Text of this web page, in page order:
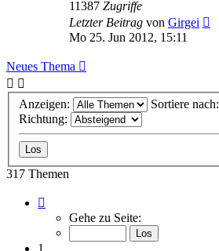
11387 Zugriffe
Letzter Beitrag von Girgei
Mo 25. Jun 2012, 15:11
Neues Thema
Anzeigen:
Sortiere nach:
Richtung:
317 Themen
von
Gehe zu Seite: